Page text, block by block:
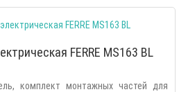
FERRE MS163 BL
комплект монтажных частей для